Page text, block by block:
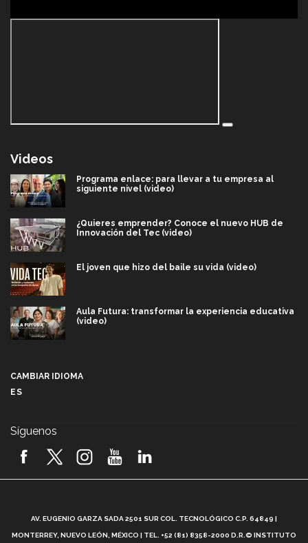
Videos
Programa enlace: para llevar a tu empresa al
siguiente nivel (video)
¿Quieres emprender? Conoce el nuevo HUB de
Innovación del Tec (video)
El joven que hizo del baile su vida (video)
Aula Futura: transformar la experiencia educativa
(video)
2026! (video)
¿Cómo es el Modelo Educativo Tec? (video)
CAMBIAR IDIOMA
ES
Síguenos
AV. EUGENIO GARZA SADA 2501 SUR COL. TECNOLÓGICO C.P. 64849 |
MONTERREY, NUEVO LEÓN, MÉXICO | TEL. +52 (81) 8358-2000 D.R.© INSTITUTO